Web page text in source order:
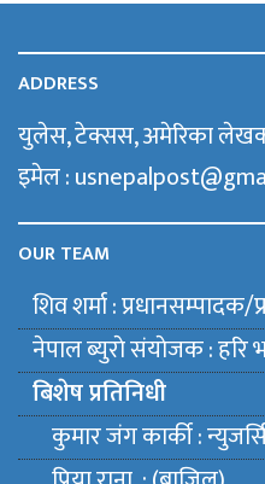
ADDRESS
युलेस, टेक्सस, अमेरिका लेखक
इमेल :
OUR TEAM
शिव शर्मा :
नेपाल ब्युराे संयाेजक : हरि
बिशेष प्रतिनिधी
कुमार जंग कार्की :